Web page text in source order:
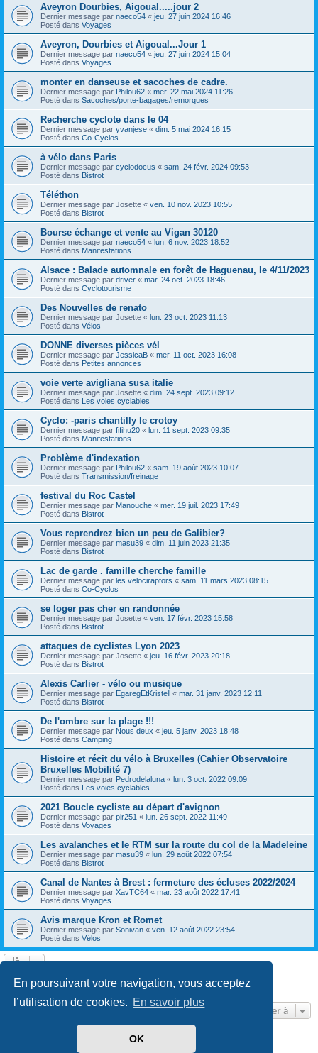
En poursuivant votre navigation, vous acceptez
l’utilisation de cookies. En savoir plus
OK
Aveyron Dourbies, Aigoual.....jour 2
Dernier message par naeco54 « jeu. 27 juin 2024 16:46
Posté dans Voyages
Aveyron, Dourbies et Aigoual...Jour 1
Dernier message par naeco54 « jeu. 27 juin 2024 15:04
Posté dans Voyages
monter en danseuse et sacoches de cadre.
Dernier message par Philou62 « mer. 22 mai 2024 11:26
Posté dans Sacoches/porte-bagages/remorques
Recherche cyclote dans le 04
Dernier message par yvanjese « dim. 5 mai 2024 16:15
Posté dans Co-Cyclos
à vélo dans Paris
Dernier message par cyclodocus « sam. 24 févr. 2024 09:53
Posté dans Bistrot
Téléthon
Dernier message par Josette « ven. 10 nov. 2023 10:55
Posté dans Bistrot
Bourse échange et vente au Vigan 30120
Dernier message par naeco54 « lun. 6 nov. 2023 18:52
Posté dans Manifestations
Alsace : Balade automnale en forêt de Haguenau, le 4/11/2023
Dernier message par driver « mar. 24 oct. 2023 18:46
Posté dans Cyclotourisme
Des Nouvelles de renato
Dernier message par Josette « lun. 23 oct. 2023 11:13
Posté dans Vélos
DONNE diverses pièces vél
Dernier message par JessicaB « mer. 11 oct. 2023 16:08
Posté dans Petites annonces
voie verte avigliana susa italie
Dernier message par Josette « dim. 24 sept. 2023 09:12
Posté dans Les voies cyclables
Cyclo: -paris chantilly le crotoy
Dernier message par fifihu20 « lun. 11 sept. 2023 09:35
Posté dans Manifestations
Problème d'indexation
Dernier message par Philou62 « sam. 19 août 2023 10:07
Posté dans Transmission/freinage
festival du Roc Castel
Dernier message par Manouche « mer. 19 juil. 2023 17:49
Posté dans Bistrot
Vous reprendrez bien un peu de Galibier?
Dernier message par masu39 « dim. 11 juin 2023 21:35
Posté dans Bistrot
Lac de garde . famille cherche famille
Dernier message par les velociraptors « sam. 11 mars 2023 08:15
Posté dans Co-Cyclos
se loger pas cher en randonnée
Dernier message par Josette « ven. 17 févr. 2023 15:58
Posté dans Bistrot
attaques de cyclistes Lyon 2023
Dernier message par Josette « jeu. 16 févr. 2023 20:18
Posté dans Bistrot
Alexis Carlier - vélo ou musique
Dernier message par EgaregEtKristell « mar. 31 janv. 2023 12:11
Posté dans Bistrot
De l'ombre sur la plage !!!
Dernier message par Nous deux « jeu. 5 janv. 2023 18:48
Posté dans Camping
Histoire et récit du vélo à Bruxelles (Cahier Observatoire
Bruxelles Mobilité 7)
Dernier message par Pedrodelaluna « lun. 3 oct. 2022 09:09
Posté dans Les voies cyclables
2021 Boucle cycliste au départ d'avignon
Dernier message par pir251 « lun. 26 sept. 2022 11:49
Posté dans Voyages
Les avalanches et le RTM sur la route du col de la Madeleine
Dernier message par masu39 « lun. 29 août 2022 07:54
Posté dans Bistrot
Canal de Nantes à Brest : fermeture des écluses 2022/2024
Dernier message par XavTC64 « mar. 23 août 2022 17:41
Posté dans Voyages
Avis marque Kron et Romet
Dernier message par Sonivan « ven. 12 août 2022 23:54
Posté dans Vélos
602 résultats trouvés Page1sur13
1 2 3 4 5 … 13
Aller à
phpBB ® Forum Software © phpBB Limited
phpBB-fr.com